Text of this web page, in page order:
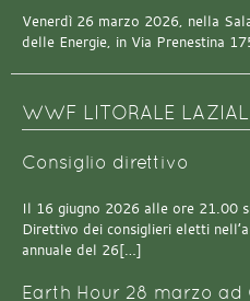
Venerdì 26 marzo 2026, nella
delle Energie, in Via Prenestina
WWF LITORALE
Consiglio direttivo
Il 16 giugno 2026 alle ore 21.00
Direttivo dei consiglieri eletti
annuale del 26[…]
Earth Hour 28 marzo ad